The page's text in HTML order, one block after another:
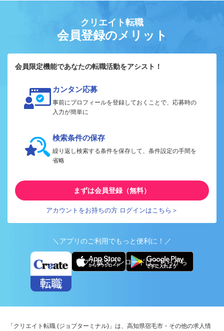
クリエイト転職
会員登録のメリット
会員限定機能であなたの転職活動をアシスト！
カンタン応募
事前にプロフィールを登録しておくことで、応募時の
入力が簡単に
検索条件の保存
繰り返し検索する条件を保存して、条件設定の手間を
省略
まずは会員登録（無料）
アカウントをお持ちの方 ログインはこちら＞
＼アプリのご利用でもっと便利に！／
アプリ版ダウンロードはこちらから
「クリエイト転職 (ジョブターミナル)」は、高知県宿毛市・その他の求人情